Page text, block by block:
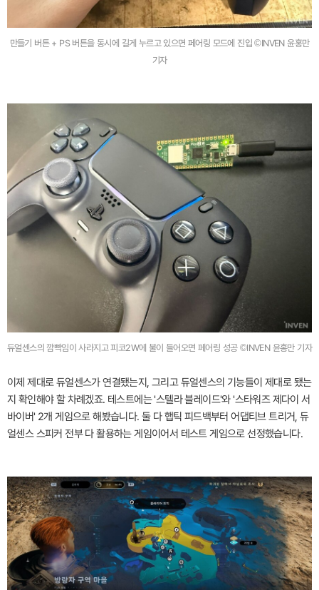
만들기 버튼 + PS 버튼을 동시에 길게 누르고 있으면 페어링 모드에 진입 ©INVEN 윤홍만
기자
듀얼센스의 깜빡임이 사라지고 피코2W에 불이 들어오면 페어링 성공 ©INVEN 윤홍만 기자
이제 제대로 듀얼센스가 연결됐는지, 그리고 듀얼센스의 기능들이 제대로 됐는
지 확인해야 할 차례겠죠. 테스트에는 '스텔라 블레이드'와 '스타워즈 제다이 서
바이버' 2개 게임으로 해봤습니다. 둘 다 햅틱 피드백부터 어댑티브 트리거, 듀
얼센스 스피커 전부 다 활용하는 게임이어서 테스트 게임으로 선정했습니다.